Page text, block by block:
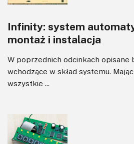
Wywiady
Wzmacniacze
Zasilanie
Felietony
Infinity: system
montaż i instalacja
W poprzednich odcinkach opisane
wchodzące w skład systemu.
wszystkie ...